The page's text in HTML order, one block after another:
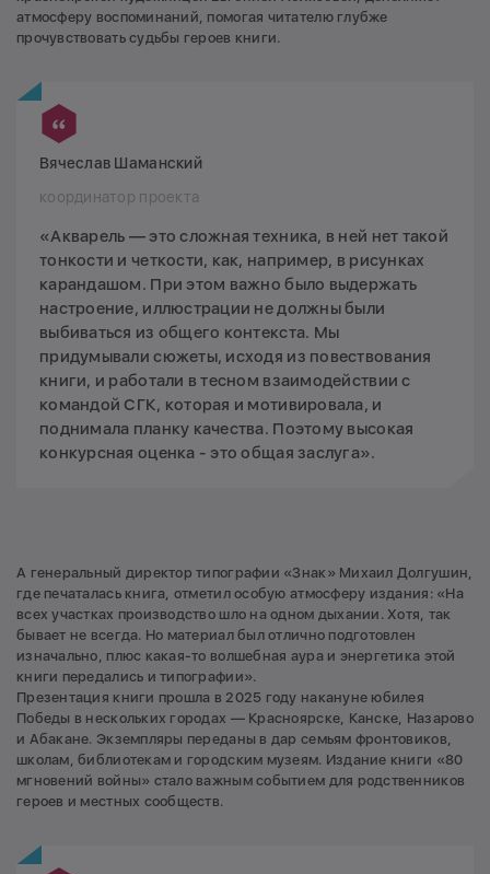
атмосферу воспоминаний, помогая читателю глубже
прочувствовать судьбы героев книги.
Вячеслав Шаманский
координатор проекта
«Акварель — это сложная техника, в ней нет такой
тонкости и четкости, как, например, в рисунках
карандашом. При этом важно было выдержать
настроение, иллюстрации не должны были
выбиваться из общего контекста. Мы
придумывали сюжеты, исходя из повествования
книги, и работали в тесном взаимодействии с
командой СГК, которая и мотивировала, и
поднимала планку качества. Поэтому высокая
конкурсная оценка - это общая заслуга».
А генеральный директор типографии «Знак» Михаил Долгушин,
где печаталась книга, отметил особую атмосферу издания: «На
всех участках производство шло на одном дыхании. Хотя, так
бывает не всегда. Но материал был отлично подготовлен
изначально, плюс какая-то волшебная аура и энергетика этой
книги передались и типографии».
Презентация книги прошла в 2025 году накануне юбилея
Победы в нескольких городах — Красноярске, Канске, Назарово
и Абакане. Экземпляры переданы в дар семьям фронтовиков,
школам, библиотекам и городским музеям. Издание книги «80
мгновений войны» стало важным событием для родственников
героев и местных сообществ.